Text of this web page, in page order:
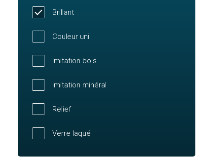
Brillant
Couleur uni
Imitation bois
Imitation minéral
Relief
Verre laqué